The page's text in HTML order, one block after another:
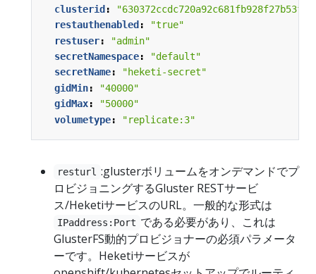
clusterid :
"630372ccdc720a92c681fb928f27b53f"
restauthenabled :
"true"
restuser:
"admin"
secretNamespace:
"default"
secretName:
"heketi-secret"
gidMin:
"40000"
gidMax:
"50000"
volumetype: "replicate:3"
resturl :glusterボリュームをオンデマンドでプ
ロビジョニングするGluster RESTサービ
ス/HeketiサービスのURL。一般的な形式は
IPaddress:Port である必要があり、これは
GlusterFS動的プロビジョナーの必須パラメータ
ーです。Heketiサービスが